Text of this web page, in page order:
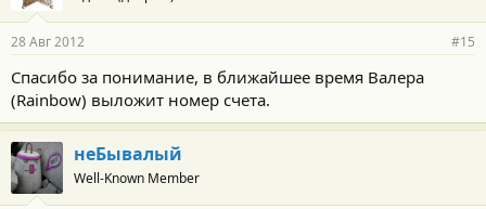
28 Авг 2012 #15
Спасибо за понимание, в ближайшее время Валера
(Rainbow) выложит номер счета.
неБывалый
Well-Known Member